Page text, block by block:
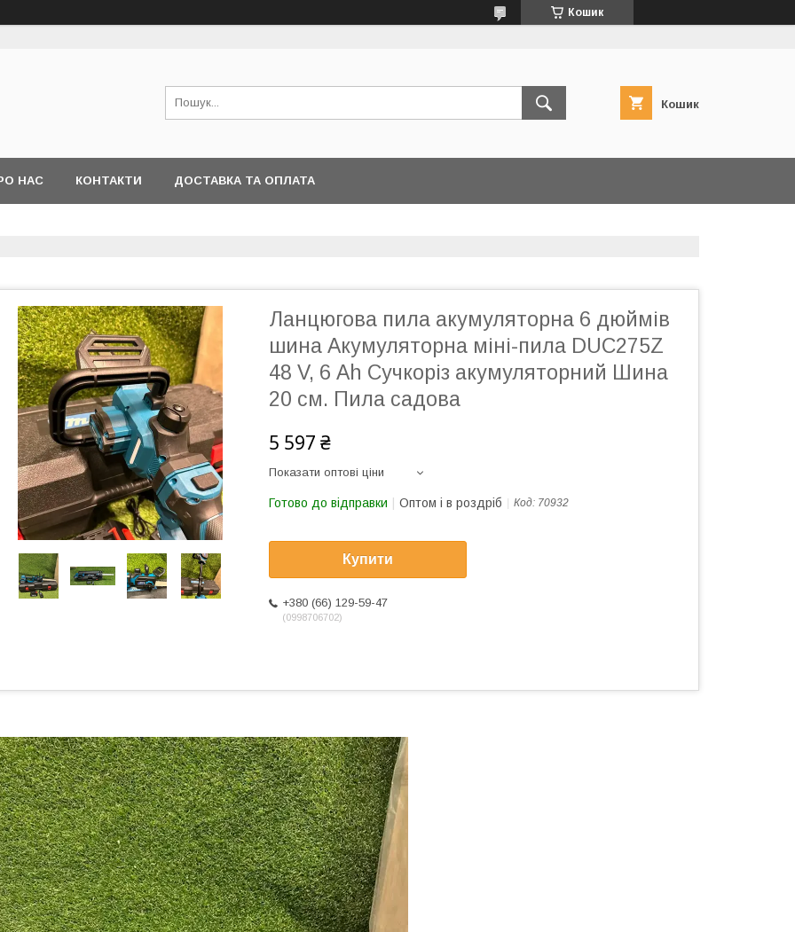
Кошик
Кошик
НАС КОНТАКТИ ДОСТАВКА ТА ОПЛАТА
Ланцюгова пила акумуляторна 6 дюймів
шина Акумуляторна міні-пила DUC275Z
48 V, 6 Аh Сучкоріз акумуляторний Шина
20 см. Пила садова
5 597 ₴
Показати оптові ціни
Готово до відправки Оптом і в роздріб Код: 70932
Купити
+380 (66) 129-59-47
0998706702